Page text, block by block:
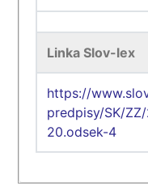
Linka Slov-lex
https://
predpisy/SK/
20.odsek-4